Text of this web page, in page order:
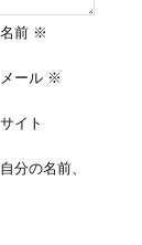
名前 ※
メール ※
サイト
分の名前、